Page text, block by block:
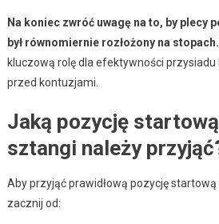
Na koniec zwróć uwagę na to, by plecy
był równomiernie rozłożony na stopach.
kluczową rolę dla efektywności
przed kontuzjami.
Jaką pozycję
sztangi należy
Aby przyjąć prawidłową pozycję
zacznij od: